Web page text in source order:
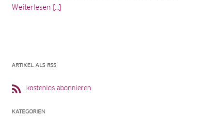
Weiterlesen [...]
ARTIKEL ALS RSS
kostenlos abonnieren
KATEGORIEN